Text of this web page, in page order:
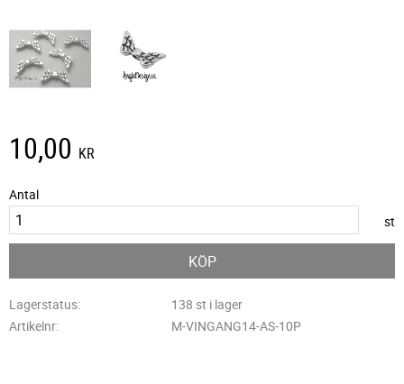
10,00 KR
Antal
st
KÖP
Lagerstatus
138 st i lager
Artikelnr
M-VINGANG14-AS-10P